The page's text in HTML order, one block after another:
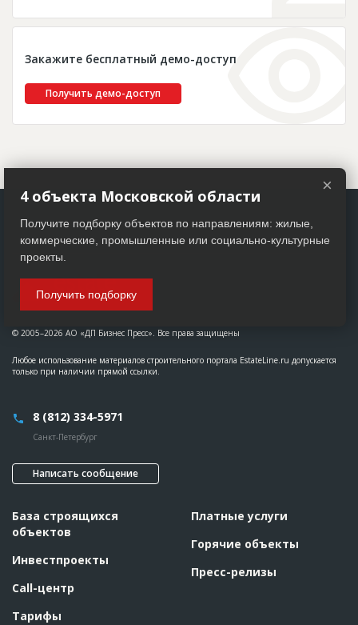
Закажите бесплатный демо-доступ
Получить демо-доступ
© 2005–2026 АО «ДП Бизнес Пресс». Все права защищены
Любое использование материалов строительного портала EstateLine.ru допускается
только при наличии прямой ссылки.
8 (812) 334-5971
Санкт-Петербург
Написать сообщение
База строящихся
объектов
Инвестпроекты
Call-центр
Тарифы
Платные услуги
Горячие объекты
Пресс-релизы
×
4 объекта Московской области
Получите подборку объектов по направлениям: жилые,
коммерческие, промышленные или социально-культурные
проекты.
Получить подборку